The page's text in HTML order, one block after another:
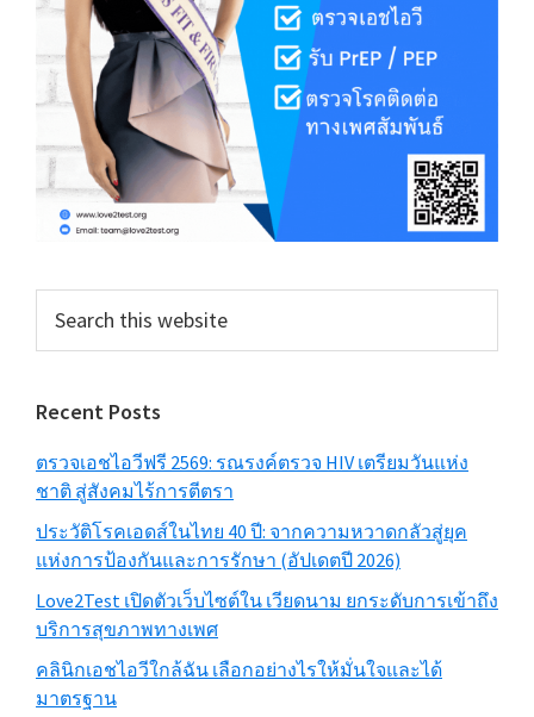
this
Recent Posts
ตรวจเอชไอวีฟรี 2569: รณรงค์ตรวจ HIV เตรียมวันแห่ง
ชาติ สู่สังคมไร้การตีตรา
ประวัติโรคเอดส์ในไทย 40 ปี: จากความหวาดกลัวสู่ยุค
แห่งการป้องกันและการรักษา (อัปเดตปี 2026)
Love2Test เปิดตัวเว็บไซต์ใน เวียดนาม ยกระดับการเข้าถึง
บริการสุขภาพทางเพศ
คลินิกเอชไอวีใกล้ฉัน เลือกอย่างไรให้มั่นใจและได้
มาตรฐาน